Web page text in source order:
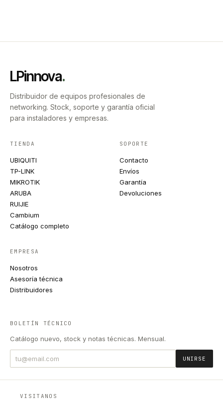
LPinnova.
Distribuidor de equipos profesionales de
networking. Stock, soporte y garantía oficial
para instaladores y empresas.
TIENDA
UBIQUITI
TP-LINK
MIKROTIK
ARUBA
RUIJIE
Cambium
Catálogo completo
SOPORTE
Contacto
Envíos
Garantía
Devoluciones
EMPRESA
Nosotros
Asesoría técnica
Distribuidores
BOLETÍN TÉCNICO
Catálogo nuevo, stock y notas técnicas. Mensual.
UNIRSE
VISITANOS